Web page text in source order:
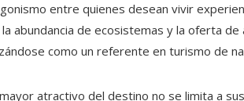
entre quienes desean vivir
la abundancia de ecosistemas y la oferta
como un referente en turismo de
atractivo del destino no se limita a